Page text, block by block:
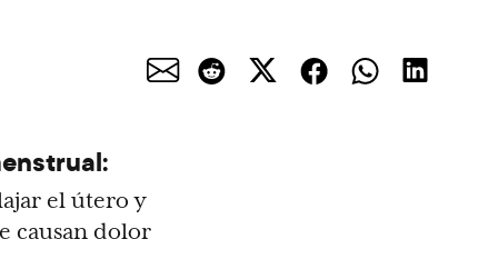
el útero y
causan dolor